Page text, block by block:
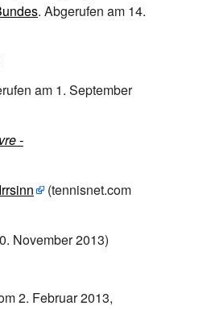
. Abgerufen am 14.
am 1. September
-
(tennisnet.com
November 2013)
2. Februar 2013,